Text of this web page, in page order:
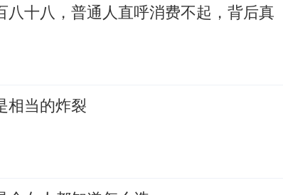
八十八，普通人直呼消费不起，背后真
相当的炸裂